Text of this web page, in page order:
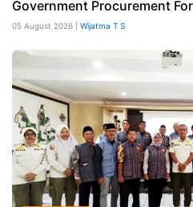
Government Procurement
05 August 2026 | Wijatma T S